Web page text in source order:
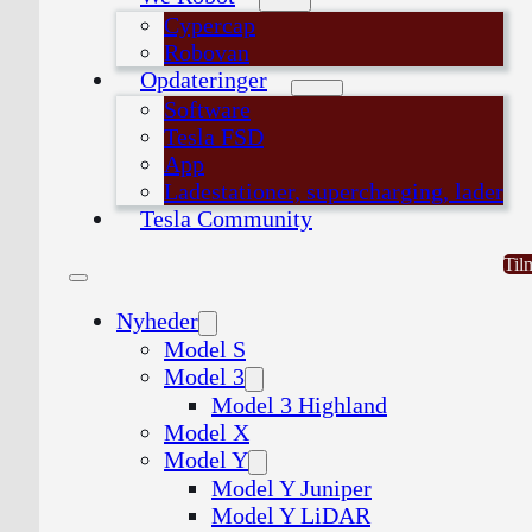
Cypercap
Robovan
Opdateringer
Software
Tesla FSD
App
Ladestationer, supercharging, lader
Tesla Community
Nyheder
Model S
Model 3
Model 3 Highland
Model X
Model Y
Model Y Juniper
Model Y LiDAR